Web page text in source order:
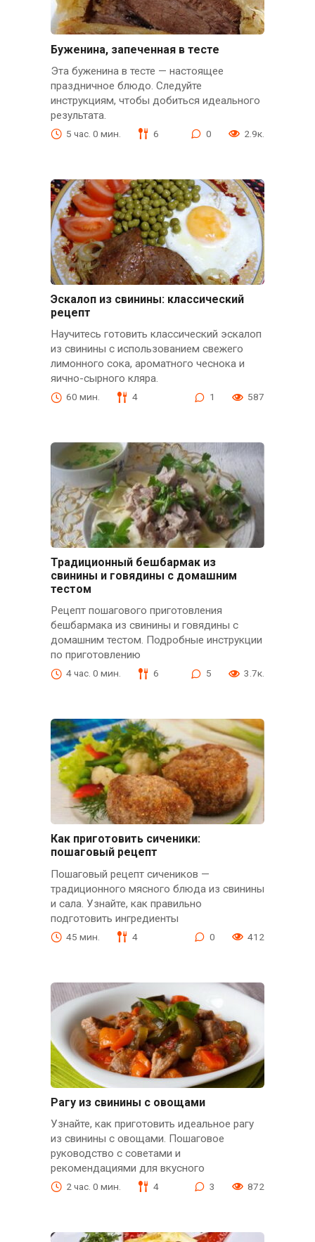
Буженина, запеченная в тесте
Эта буженина в тесте — настоящее
праздничное блюдо. Следуйте
инструкциям, чтобы добиться идеального
результата.
5 час. 0 мин. 6 0 2.9к.
Эскалоп из свинины: классический
рецепт
Научитесь готовить классический эскалоп
из свинины с использованием свежего
лимонного сока, ароматного чеснока и
яично-сырного кляра.
60 мин. 4 1 587
Традиционный бешбармак из
свинины и говядины с домашним
тестом
Рецепт пошагового приготовления
бешбармака из свинины и говядины с
домашним тестом. Подробные инструкции
по приготовлению
4 час. 0 мин. 6 5 3.7к.
Как приготовить сиченики:
пошаговый рецепт
Пошаговый рецепт сичеников —
традиционного мясного блюда из свинины
и сала. Узнайте, как правильно
подготовить ингредиенты
45 мин. 4 0 412
Рагу из свинины с овощами
Узнайте, как приготовить идеальное рагу
из свинины с овощами. Пошаговое
руководство с советами и
рекомендациями для вкусного
2 час. 0 мин. 4 3 872